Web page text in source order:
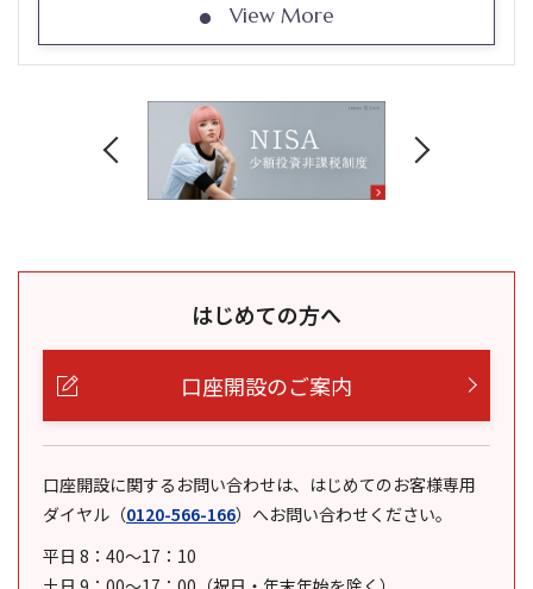
View More
はじめての方へ
口座開設のご案内
口座開設に関するお問い合わせは、はじめてのお客様専用
ダイヤル （0120-566-166） へお問い合わせください。
平日 8：40～17：10